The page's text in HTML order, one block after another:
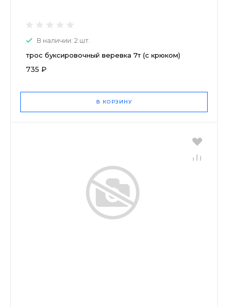
В наличии: 2 шт.
трос буксировочный веревка 7т (с крюком)
735 ₽
В КОРЗИНУ